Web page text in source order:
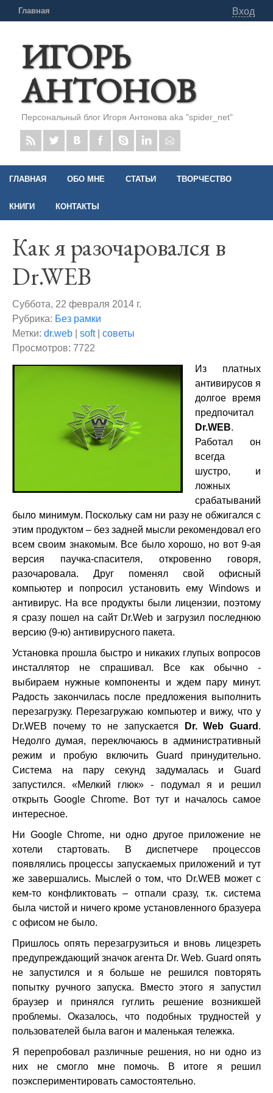
Главная Вход
ИГОРЬ
АНТОНОВ
Персональный блог Игоря Антонова aka "spider_net"
ГЛАВНАЯ ОБО МНЕ СТАТЬИ ТВОРЧЕСТВО
КНИГИ КОНТАКТЫ
Как я разочаровался в
Dr.WEB
Суббота, 22 февраля 2014 г.
Рубрика: Без рамки
Метки: dr.web soft| советы
Просмотров: 7722
Из платных
антивирусов я
долгое время
предпочитал
Dr.WEB.
Работал он
всегда
шустро, и
ложных
срабатываний
было минимум. Поскольку сам ни разу не обжигался с
этим продуктом – без задней мысли рекомендовал его
всем своим знакомым. Все было хорошо, но вот 9-ая
версия паучка-спасителя, откровенно говоря,
разочаровала. Друг поменял свой офисный
компьютер и попросил установить ему Windows и
антивирус. На все продукты были лицензии, поэтому
я сразу пошел на сайт Dr.Web и загрузил последнюю
версию (9-ю) антивирусного пакета.
Установка прошла быстро и никаких глупых вопросов
инсталлятор не спрашивал. Все как обычно -
выбираем нужные компоненты и ждем пару минут.
Радость закончилась после предложения выполнить
перезагрузку. Перезагружаю компьютер и вижу, что у
Dr.WEB почему то не запускается
Dr. Web Guard .
Недолго думая, переключаюсь в административный
режим и пробую включить Guard принудительно.
Система на пару секунд задумалась и Guard
запустился. «Мелкий глюк» - подумал я и решил
открыть Google Chrome. Вот тут и началось самое
интересное.
Ни Google Chrome, ни одно другое приложение не
хотели стартовать. В диспетчере процессов
появлялись процессы запускаемых приложений и тут
же завершались. Мыслей о том, что Dr.WEB может с
кем-то конфликтовать – отпали сразу, т.к. система
была чистой и ничего кроме установленного бразуера
с офисом не было.
Пришлось опять перезагрузиться и вновь лицезреть
предупреждающий значок агента Dr. Web. Guard опять
не запустился и я больше не решился повторять
попытку ручного запуска. Вместо этого я запустил
браузер и принялся гуглить решение возникшей
проблемы. Оказалось, что подобных трудностей у
пользователей была вагон и маленькая тележка.
Я перепробовал различные решения, но ни одно из
них не смогло мне помочь. В итоге я решил
поэкспериментировать самостоятельно.